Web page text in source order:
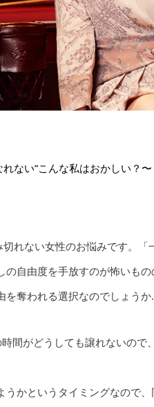
ない”こんな私はおかしい？〜
れない女性のお悩みです。「
自由度を手放すのが怖いも
を奪われる選択なのでしょう
間がどうしても譲れないので
かというタイミングなので